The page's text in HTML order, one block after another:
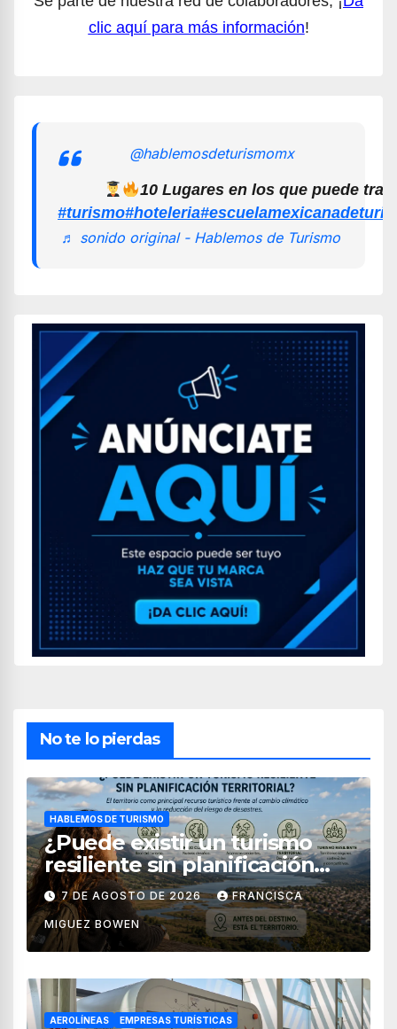
clic aquí para más información!
@hablemosdeturismomx
10 Lugares en los que puede
#turismo#hoteleria
♬ sonido original - Hablemos de Turismo
No te lo pierdas
HABLEMOS DE TURISMO
¿Puede existir un turismo
resiliente sin planificación
territorial?
7 DE AGOSTO DE 2026 FRANCISCA
MIGUEZ BOWEN
AEROLÍNEAS EMPRESAS TURÍSTICAS